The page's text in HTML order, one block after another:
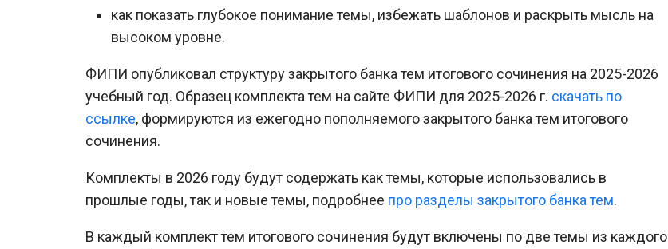
как показать глубокое понимание темы, избежать шаблонов и раскрыть мысль на
высоком уровне.
ФИПИ опубликовал структуру закрытого банка тем итогового сочинения на 2025-2026
учебный год. Образец комплекта тем на сайте ФИПИ для 2025-2026 г. скачать по
ссылке, формируются из ежегодно пополняемого закрытого банка тем итогового
сочинения.
Комплекты в 2026 году будут содержать как темы, которые использовались в
прошлые годы, так и новые темы, подробнее про разделы закрытого банка тем.
В каждый комплект тем итогового сочинения будут включены по две темы из каждого